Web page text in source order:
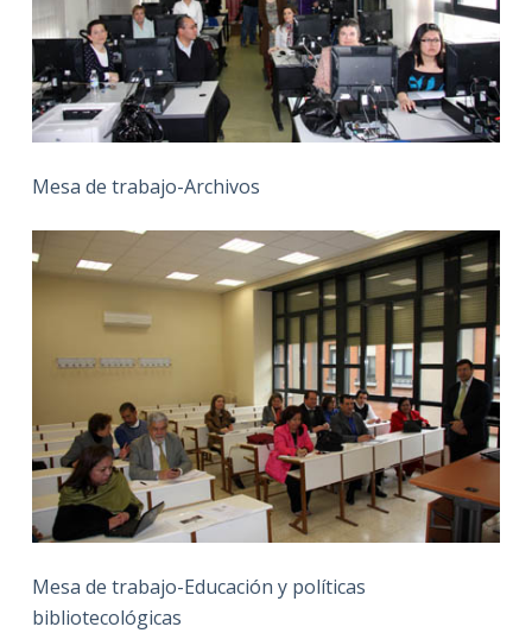
Mesa de trabajo-Archivos
Mesa de trabajo-Educación y políticas
bibliotecológicas